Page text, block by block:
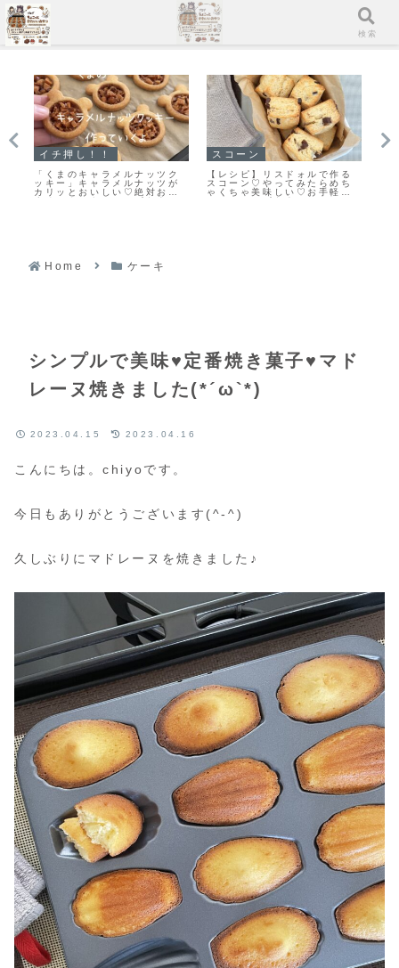
クッキー
また食べたくなる美味しさ♡
栗原はるみさんの塩クッキー
作ってみました！
スコーン
「基本のスコーン」生クリー
ムを使ったさっくりふわっと
なスコーンレシピだよ！
Home ケーキ
シンプルで美味♥定番焼き菓子♥マド
レーヌ焼きました(*´ω`*)
2023.04.15 2023.04.16
こんにちは。chiyoです。
今日もありがとうございます(^-^)
久しぶりにマドレーヌを焼きました♪
メニュー 検索